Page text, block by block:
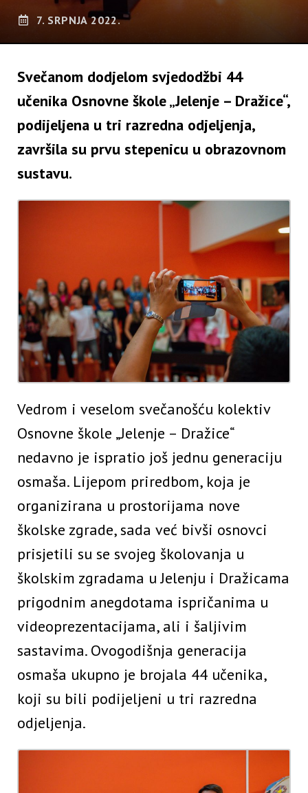
7. SRPNJA 2022.
Svečanom dodjelom svjedodžbi 44
učenika Osnovne škole „Jelenje – Dražice“,
podijeljena u tri razredna odjeljenja,
završila su prvu stepenicu u obrazovnom
sustavu.
Vedrom i veselom svečanošću kolektiv
Osnovne škole „Jelenje – Dražice“
nedavno je ispratio još jednu generaciju
osmaša. Lijepom priredbom, koja je
organizirana u prostorijama nove
školske zgrade, sada već bivši osnovci
prisjetili su se svojeg školovanja u
školskim zgradama u Jelenju i Dražicama
prigodnim anegdotama ispričanima u
videoprezentacijama, ali i šaljivim
sastavima. Ovogodišnja generacija
osmaša ukupno je brojala 44 učenika,
koji su bili podijeljeni u tri razredna
odjeljenja.